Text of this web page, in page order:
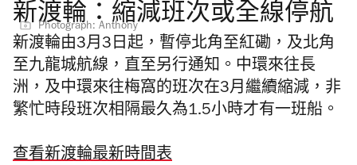
新渡輪：縮減班次或全線停航
Photograph: Anthony
新渡輪由3月3日起，暫停北角至紅磡，及北角
至九龍城航線，直至另行通知。中環來往長
洲，及中環來往梅窩的班次在3月繼續縮減，非
繁忙時段班次相隔最久為1.5小時才有一班船。
查看新渡輪最新時間表